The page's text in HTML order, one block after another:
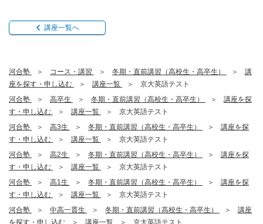
講座一覧へ
河合塾 コース・講習 冬期・直前講習（高校生・高卒生）
講
座を探す・申し込む
講座一覧
京大英語テスト
河合塾
高卒生 冬期・直前講習（高校生・高卒生）
講座を探
す・申し込む
講座一覧
京大英語テスト
河合塾
高3生 冬期・直前講習（高校生・高卒生）
講座を探
す・申し込む
講座一覧
京大英語テスト
河合塾
高2生 冬期・直前講習（高校生・高卒生）
講座を探
す・申し込む
講座一覧
京大英語テスト
河合塾
高1生 冬期・直前講習（高校生・高卒生）
講座を探
す・申し込む
講座一覧
京大英語テスト
河合塾
中高一貫生 冬期・直前講習（高校生・高卒生）
講座